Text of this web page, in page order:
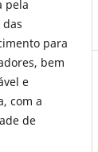
pela
para
bem
e
com a
de